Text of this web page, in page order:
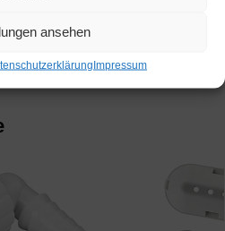
ansehen
Impressum
,Waschmaschinen